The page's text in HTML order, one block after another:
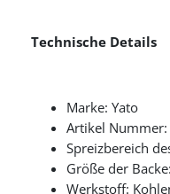
Technische Details
Marke: Yato
Artikel Nummer:
Spreizbereich
Größe der
Werkstoff: